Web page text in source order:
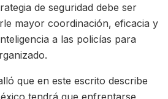
de seguridad debe ser
mayor coordinación, eficacia y
a las policías para
que en este escrito describe
tendrá que enfrentarse